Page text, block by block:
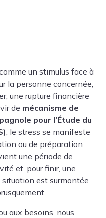
un stimulus face à
la personne concernée,
une rupture financière
de mécanisme de
pour l’Étude du
, le stress se manifeste
ou de préparation
une période de
et, pour finir, une
situation est surmontée
aux besoins, nous